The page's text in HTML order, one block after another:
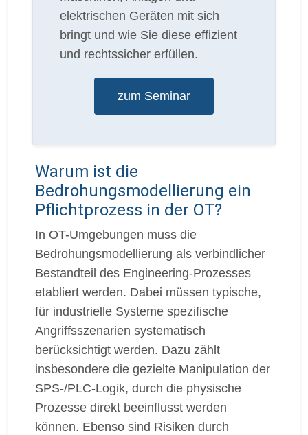
elektrischen Geräten mit sich
bringt und wie Sie diese effizient
und rechtssicher erfüllen.
zum Seminar
Warum ist die
Bedrohungsmodellierung ein
Pflichtprozess in der OT?
In OT-Umgebungen muss die
Bedrohungsmodellierung als verbindlicher
Bestandteil des Engineering-Prozesses
etabliert werden. Dabei müssen typische,
für industrielle Systeme spezifische
Angriffsszenarien systematisch
berücksichtigt werden. Dazu zählt
insbesondere die gezielte Manipulation der
SPS-/PLC-Logik, durch die physische
Prozesse direkt beeinflusst werden
können. Ebenso sind Risiken durch